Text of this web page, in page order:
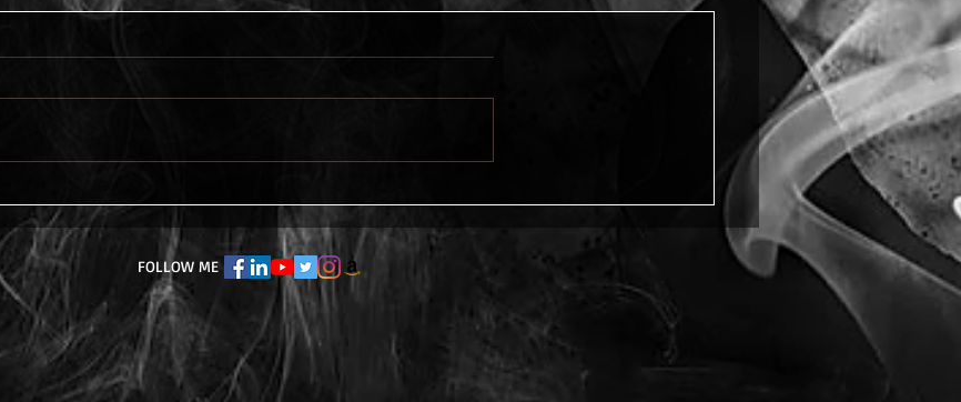
introduzione/recensione del
mio Kalttaykh dal Dott.
Massimo Maraviglia sul suo
"Vendemmie Tardive"
FOLLOW ME